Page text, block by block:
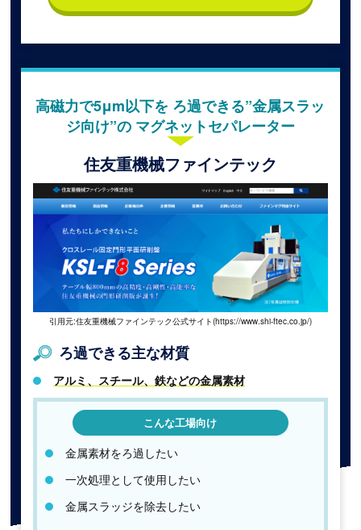
高磁力で5μm以下を ろ過できる”金属スラッ
ジ向け”の マグネットセパレーター
住友重機械ファインテック
引用元:住友重機械ファインテック公式サイト(https://www.shi-ftec.co.jp/)
ろ過できる主な材質
アルミ、スチール、鉄などの金属素材
こんな工場向け
金属素材をろ過したい
一次処理として使用したい
金属スラッジを除去したい